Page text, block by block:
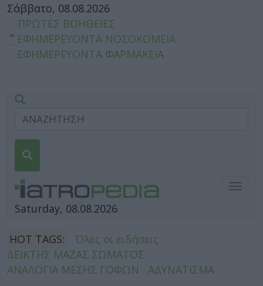
Σάββατο, 08.08.2026
ΠΡΩΤΕΣ ΒΟΗΘΕΙΕΣ
ΕΦΗΜΕΡΕΥΟΝΤΑ ΝΟΣΟΚΟΜΕΙΑ
ΕΦΗΜΕΡΕΥΟΝΤΑ ΦΑΡΜΑΚΕΙΑ
Saturday, 08.08.2026
HOT TAGS:
Όλες οι ειδήσεις
ΔΕΙΚΤΗΣ ΜΑΖΑΣ ΣΩΜΑΤΟΣ
ΑΝΑΛΟΓΙΑ ΜΕΣΗΣ ΓΟΦΩΝ
ΑΔΥΝΑΤΙΣΜΑ